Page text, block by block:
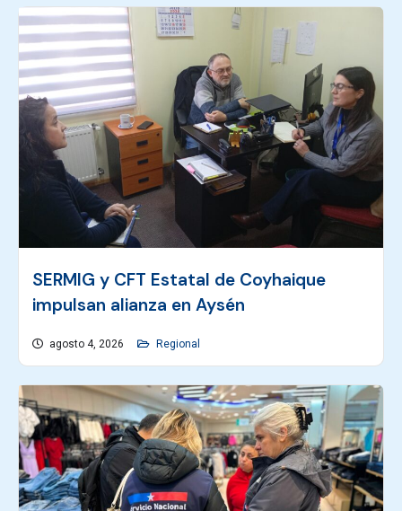
SERMIG y CFT Estatal de Coyhaique
impulsan alianza en Aysén
agosto 4, 2026 Regional